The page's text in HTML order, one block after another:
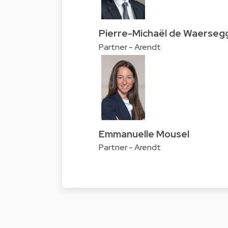
Pierre-Michaël de
Partner - Arendt
Emmanuelle Mousel
Partner - Arendt